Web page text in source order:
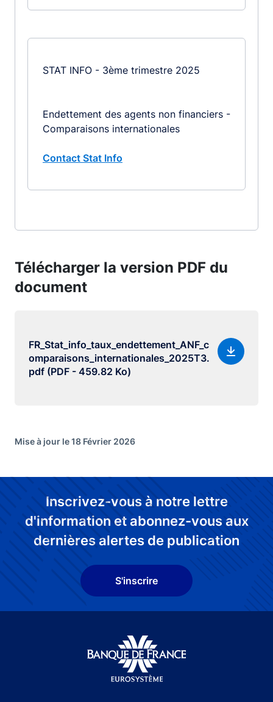
STAT INFO - 3ème trimestre 2025
Endettement des agents non financiers -
Comparaisons internationales
Contact Stat Info
Télécharger la version PDF du
document
FR_Stat_info_taux_endettement_ANF_c
omparaisons_internationales_2025T3.
pdf (PDF - 459.82 Ko)
Mise à jour le 18 Février 2026
Inscrivez-vous à notre lettre
d'information et abonnez-vous aux
dernières alertes de publication
S'inscrire